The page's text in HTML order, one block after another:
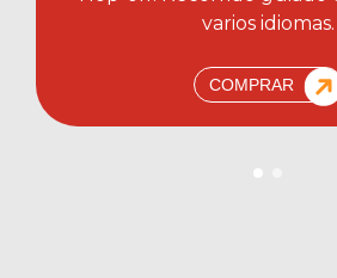
varios idiomas.
COMPRAR